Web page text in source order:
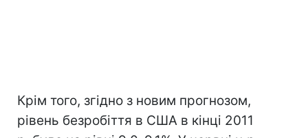
Крім того, згідно з новим прогнозом,
рівень безробіття в США в кінці 2011